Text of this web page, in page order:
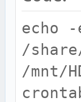
echo
/
/mnt/